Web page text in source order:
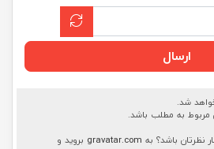
ارسال
شد.
مربوط به مطلب باشد.
نظرتان باشد؟ به gravatar.com بروید و